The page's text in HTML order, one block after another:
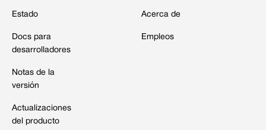
Estado
Docs para
desarrolladores
Notas de la
versión
Actualizaciones
del producto
Acerca de
Empleos